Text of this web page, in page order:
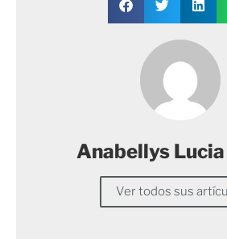
Anabellys Lucia
Ver todos sus